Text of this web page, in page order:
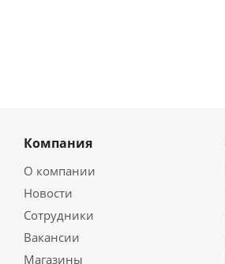
Компания
О компании
Новости
Сотрудники
Вакансии
Магазины